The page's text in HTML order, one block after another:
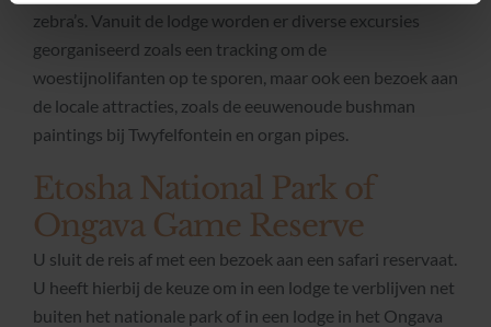
zebra’s. Vanuit de lodge worden er diverse excursies
georganiseerd zoals een tracking om de
woestijnolifanten op te sporen, maar ook een bezoek aan
de locale attracties, zoals de eeuwenoude bushman
paintings bij Twyfelfontein en organ pipes.
Etosha National Park of
Ongava Game Reserve
U sluit de reis af met een bezoek aan een safari reservaat.
U heeft hierbij de keuze om in een lodge te verblijven net
buiten het nationale park of in een lodge in het Ongava